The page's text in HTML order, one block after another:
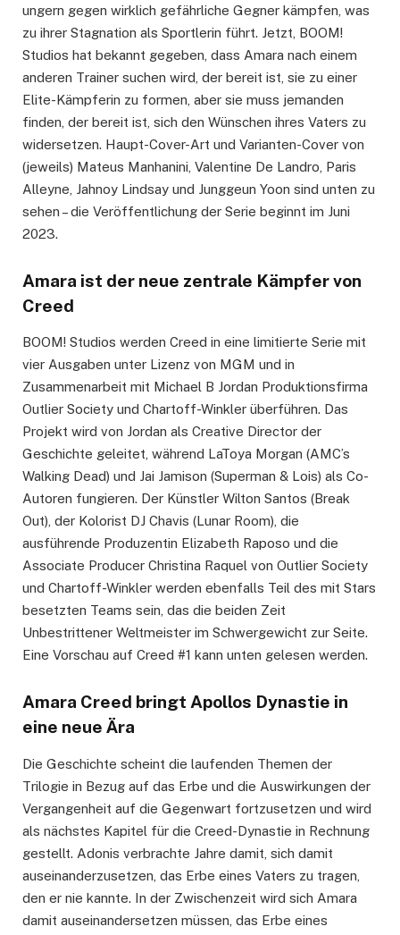
ungern gegen wirklich gefährliche Gegner kämpfen, was
zu ihrer Stagnation als Sportlerin führt. Jetzt, BOOM!
Studios hat bekannt gegeben, dass Amara nach einem
anderen Trainer suchen wird, der bereit ist, sie zu einer
Elite-Kämpferin zu formen, aber sie muss jemanden
finden, der bereit ist, sich den Wünschen ihres Vaters zu
widersetzen. Haupt-Cover-Art und Varianten-Cover von
(jeweils) Mateus Manhanini, Valentine De Landro, Paris
Alleyne, Jahnoy Lindsay und Junggeun Yoon sind unten zu
sehen – die Veröffentlichung der Serie beginnt im Juni
2023.
Amara ist der neue zentrale Kämpfer von
Creed
BOOM! Studios werden Creed in eine limitierte Serie mit
vier Ausgaben unter Lizenz von MGM und in
Zusammenarbeit mit Michael B Jordan Produktionsfirma
Outlier Society und Chartoff-Winkler überführen. Das
Projekt wird von Jordan als Creative Director der
Geschichte geleitet, während LaToya Morgan (AMC’s
Walking Dead) und Jai Jamison (Superman & Lois) als Co-
Autoren fungieren. Der Künstler Wilton Santos (Break
Out), der Kolorist DJ Chavis (Lunar Room), die
ausführende Produzentin Elizabeth Raposo und die
Associate Producer Christina Raquel von Outlier Society
und Chartoff-Winkler werden ebenfalls Teil des mit Stars
besetzten Teams sein, das die beiden Zeit
Unbestrittener Weltmeister im Schwergewicht zur Seite.
Eine Vorschau auf Creed #1 kann unten gelesen werden.
Amara Creed bringt Apollos Dynastie in
eine neue Ära
Die Geschichte scheint die laufenden Themen der
Trilogie in Bezug auf das Erbe und die Auswirkungen der
Vergangenheit auf die Gegenwart fortzusetzen und wird
als nächstes Kapitel für die Creed-Dynastie in Rechnung
gestellt. Adonis verbrachte Jahre damit, sich damit
auseinanderzusetzen, das Erbe eines Vaters zu tragen,
den er nie kannte. In der Zwischenzeit wird sich Amara
damit auseinandersetzen müssen, das Erbe eines